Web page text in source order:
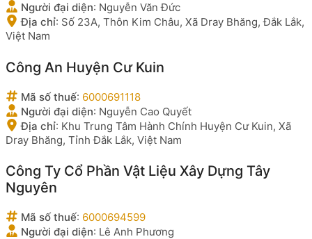
Người đại diện: Nguyễn Văn Đức
Địa chỉ: Số 23A, Thôn Kim Châu, Xã Dray Bhăng, Đắk Lắk,
Việt Nam
Công An Huyện Cư Kuin
Mã số thuế: 6000691118
Người đại diện: Nguyễn Cao Quyết
Địa chỉ: Khu Trung Tâm Hành Chính Huyện Cư Kuin, Xã
Dray Bhăng, Tỉnh Đắk Lắk, Việt Nam
Công Ty Cổ Phần Vật Liệu Xây Dựng Tây
Nguyên
Mã số thuế: 6000694599
Người đại diện: Lê Anh Phương